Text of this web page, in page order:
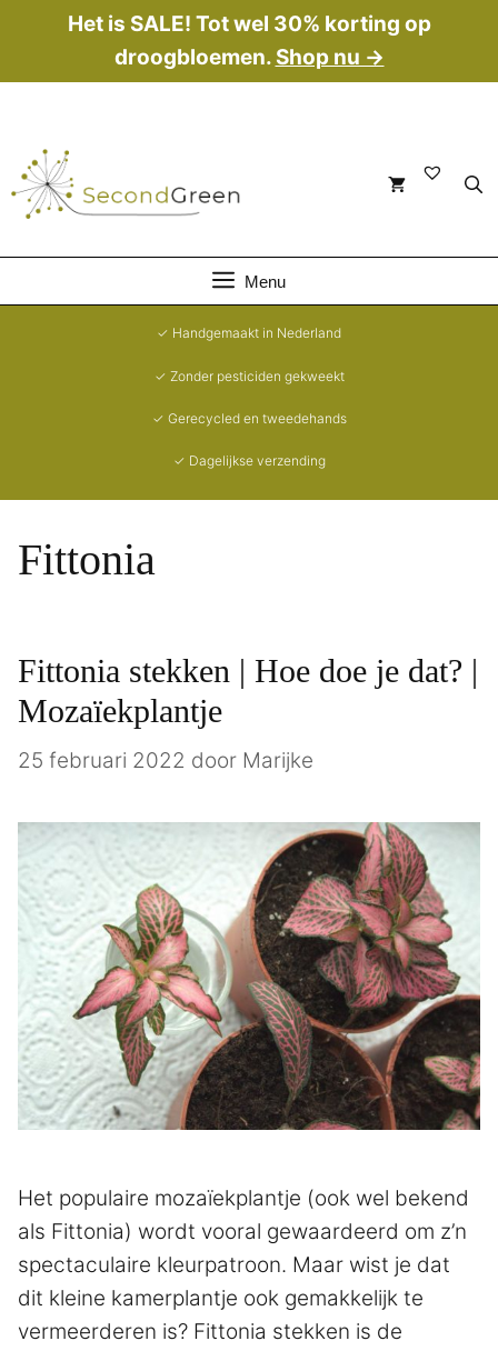
de
Het is SALE! Tot wel 30% korting op
droogbloemen. Shop nu →
Menu
✓ Handgemaakt in Nederland
✓ Zonder pesticiden gekweekt
✓ Gerecycled en tweedehands
✓ Dagelijkse verzending
Fittonia
Fittonia stekken | Hoe doe je dat? |
Mozaïekplantje
25 februari 2022 door Marijke
Het populaire mozaïekplantje (ook wel bekend
als Fittonia) wordt vooral gewaardeerd om z’n
spectaculaire kleurpatroon. Maar wist je dat
dit kleine kamerplantje ook gemakkelijk te
vermeerderen is? Fittonia stekken is de